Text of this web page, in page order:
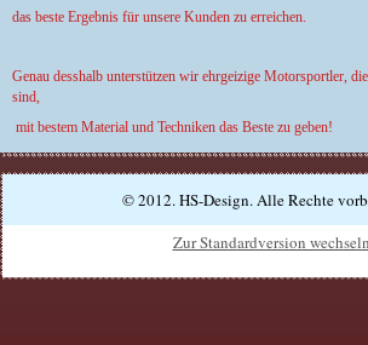
das beste Ergebnis für unsere Kunden zu erreichen.
Genau desshalb unterstützen wir ehrgeizige Motorsportler,
sind,
mit bestem Material und Techniken das Beste zu geben!
© 2012. HS-Design. Alle Rechte
Zur Standardversion wechseln